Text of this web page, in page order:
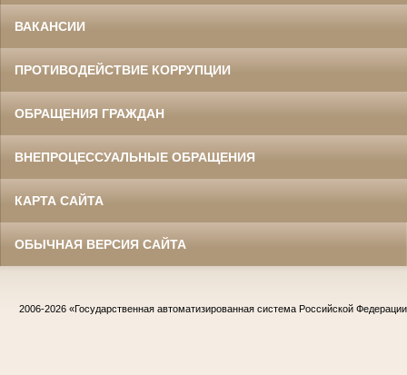
ВАКАНСИИ
ПРОТИВОДЕЙСТВИЕ КОРРУПЦИИ
ОБРАЩЕНИЯ ГРАЖДАН
ВНЕПРОЦЕССУАЛЬНЫЕ ОБРАЩЕНИЯ
КАРТА САЙТА
ОБЫЧНАЯ ВЕРСИЯ САЙТА
2006-2026 «Государственная автоматизированная система Российской